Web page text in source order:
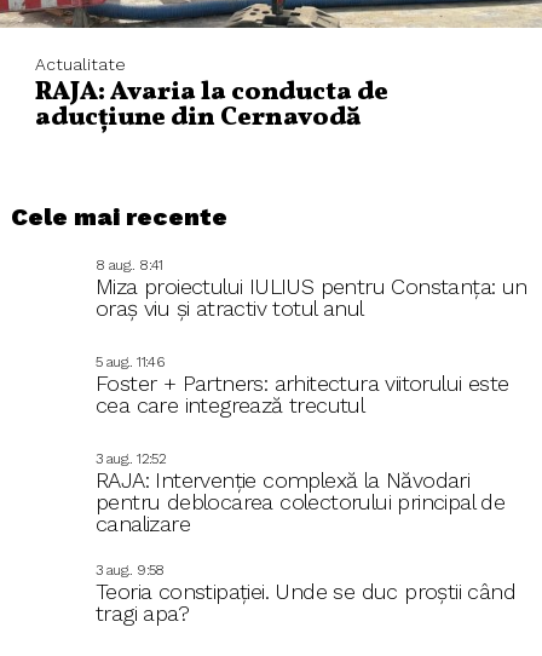
Actualitate
RAJA: Avaria la conducta de
aducțiune din Cernavodă
Cele mai recente
8 aug.. 8:41
Miza proiectului IULIUS pentru Constanța: un
oraș viu și atractiv totul anul
5 aug.. 11:46
Foster + Partners: arhitectura viitorului este
cea care integrează trecutul
3 aug.. 12:52
RAJA: Intervenție complexă la Năvodari
pentru deblocarea colectorului principal de
canalizare
3 aug.. 9:58
Teoria constipației. Unde se duc proștii când
tragi apa?